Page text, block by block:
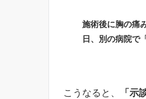
施術後に胸の痛
日、別の病院で
こうなると、 「